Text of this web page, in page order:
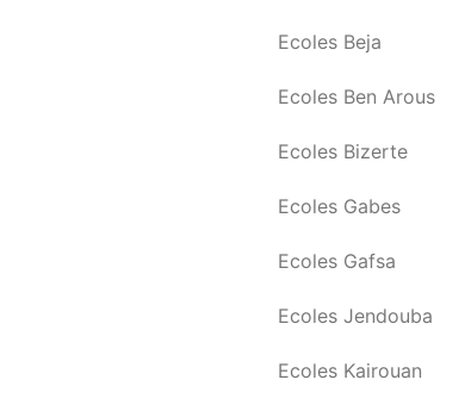
Ecoles Beja
Ecoles Ben Arous
Ecoles Bizerte
Ecoles Gabes
Ecoles Gafsa
Ecoles Jendouba
Ecoles Kairouan